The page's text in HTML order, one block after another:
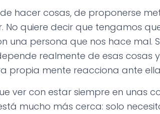
hacer cosas, de proponerse
No quiere decir que tengamos
una persona que nos hace mal.
realmente de esas cosas
propia mente reacciona ante
ver con estar siempre en unas
mucho más cerca: solo